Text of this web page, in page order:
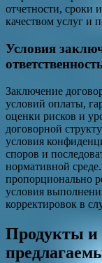
отчетности, сроки
качеством услуг и
Условия
Заключение
условий оплаты,
оценки рисков и
договорной
условия
споров и
нормативной
пропорционально
условия
корректировок в
Продукты и